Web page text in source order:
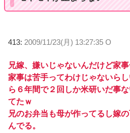
413: 2009/11/23(月) 13:27:35 O
兄嫁、嫌いじゃないんだけど家
家事は苦手ってわけじゃないら
ら６年間で２回しか米研いだ事
てたｗ
兄のお弁当も母が作ってるし嫁
んでる。